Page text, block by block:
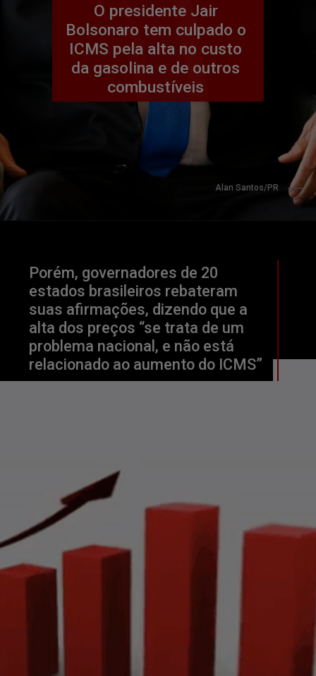
Alan Santos/PR
O presidente Jair
Bolsonaro tem culpado o
ICMS pela alta no custo
da gasolina e de outros
combustíveis
Porém, governadores de 20
estados brasileiros rebateram
suas afirmações, dizendo que a
alta dos preços “se trata de um
problema nacional, e não está
relacionado ao aumento do ICMS”